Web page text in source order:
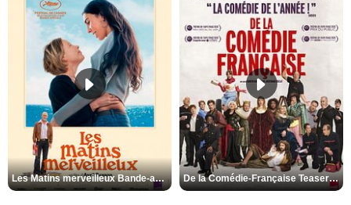
Les Matins merveilleux Bande-annonce VF De la Comédie-Française Teaser VF